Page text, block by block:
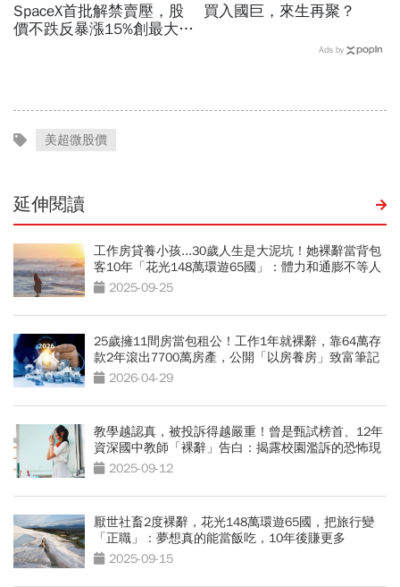
SpaceX首批解禁賣壓，股
價不跌反暴漲15%創最大漲
買入國巨，來生再聚？
Ads by
美超微股價
延伸閱讀
工作房貸養小孩...30歲人生是大泥坑！她裸辭當背包
客10年「花光148萬環遊65國」：體力和通膨不等人
2025-09-25
25歲擁11間房當包租公！工作1年就裸辭，靠64萬存
款2年滾出7700萬房產，公開「以房養房」致富筆記
2026-04-29
教學越認真，被投訴得越嚴重！曾是甄試榜首、12年
資深國中教師「裸辭」告白：揭露校園濫訴的恐怖現
狀 2025-09-12
厭世社畜2度裸辭，花光148萬環遊65國，把旅行變
「正職」：夢想真的能當飯吃，10年後賺更多
2025-09-15